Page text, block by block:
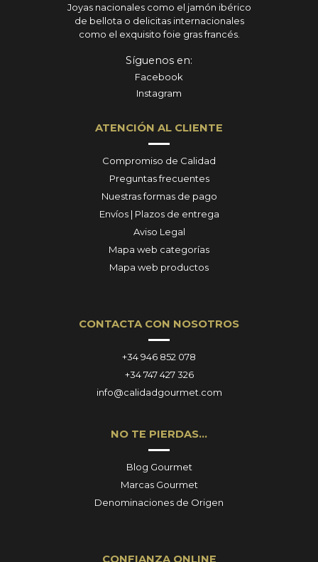
Joyas nacionales como el jamón ibérico
de bellota o delicitas internacionales
como el exquisito foie gras francés.
Síguenos en:
Facebook
Instagram
ATENCIÓN AL CLIENTE
Compromiso de Calidad
Preguntas frecuentes
Nuestras formas de pago
Envíos | Plazos de entrega
Aviso Legal
Mapa web categorías
Mapa web productos
CONTACTA CON NOSOTROS
+34 946 852 078
+34 747 427 326
info@calidadgourmet.com
NO TE PIERDAS…
Blog Gourmet
Marcas Gourmet
Denominaciones de Origen
CONFIANZA ONLINE